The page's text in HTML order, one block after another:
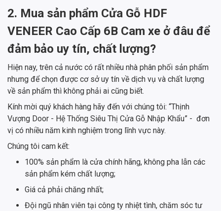
2. Mua sản phẩm Cửa Gỗ HDF
VENEER Cao Cấp 6B Cam xe ở đâu để
đảm bảo uy tín, chất lượng?
Hiện nay, trên cả nước có rất nhiều nhà phân phối sản phẩm
nhưng để chọn được cơ sở uy tín về dịch vụ và chất lượng
về sản phẩm thì không phải ai cũng biết.
Kính mời quý khách hàng hãy đến với chúng tôi: “Thịnh
Vượng Door - Hệ Thống Siêu Thị Cửa Gỗ Nhập Khẩu” - đơn
vị có nhiều năm kinh nghiệm trong lĩnh vực này.
Chúng tôi cam kết:
100% sản phẩm là cửa chính hãng, không pha lẫn các
sản phẩm kém chất lượng;
Giá cả phải chăng nhất;
Đội ngũ nhân viên tại công ty nhiệt tình, chăm sóc tư